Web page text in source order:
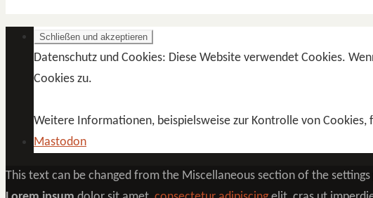
Datenschutz und Cookies: Diese Website verwendet Cookies.
Cookies zu.
Weitere Informationen, beispielsweise zur Kontrolle von Cookies,
Mastodon
This text can be changed from the Miscellaneous section of the settings